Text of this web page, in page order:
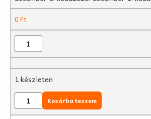
0Ft
1 készleten
Kosárba teszem